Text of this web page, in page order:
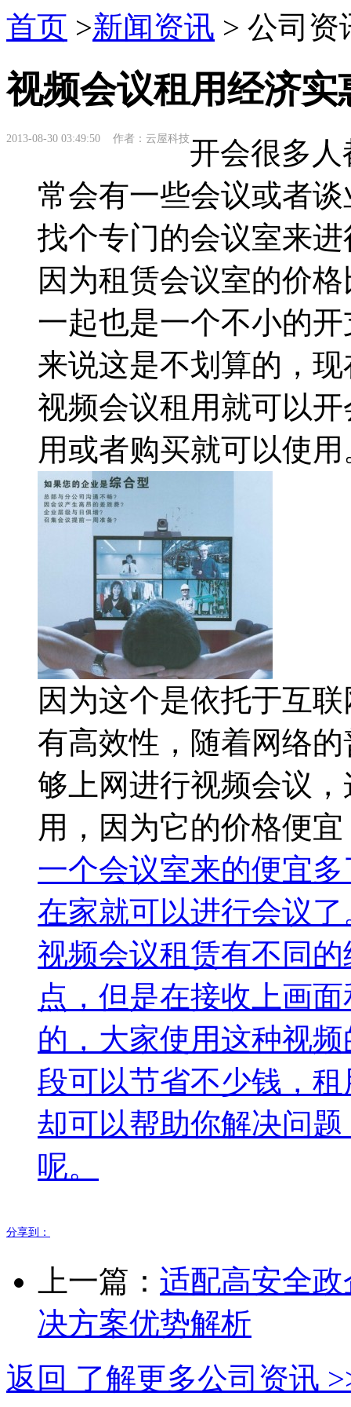
首页 >新闻资讯 > 公司资
视频会议租用经济实
2013-08-30 03:49:50 作者：云屋科技开会很多
常会有一些会议或者
找个专门的会议室来
因为租赁会议室的价
一起也是一个不小的
来说这是不划算的，
视频会议租用就可以
用或者购买就可以使用
因为这个是依托于互
有高效性，随着网络
够上网进行视频会议
用，因为它的价格便宜
一个会议室来的便宜
在家就可以进行会议了
视频会议租赁有不同
点，但是在接收上画
的，大家使用这种视
段可以节省不少钱，
却可以帮助你解决问
呢。
分享到：
上一篇： 适配高安全
决方案优势解析
返回 了解更多公司资讯